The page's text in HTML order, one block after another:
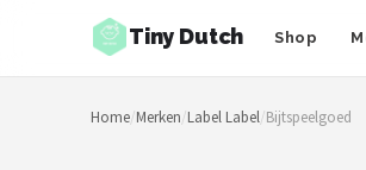
Tiny Dutch Shop
Zoeken
NAVIGATIE
Home/Merken/Label Label/Bijtspeelgoed